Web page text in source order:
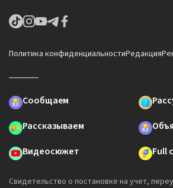
Политика конфиденциальностиРедакция
Сообщаем
Рассказываем
Видеосюжет
Full
Свидетельство о постановке на учет,